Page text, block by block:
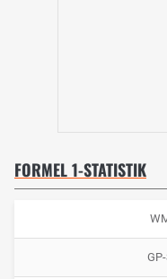
FORMEL 1-STATISTIK